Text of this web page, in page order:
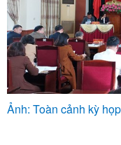
Ảnh: Toàn cảnh kỳ họp